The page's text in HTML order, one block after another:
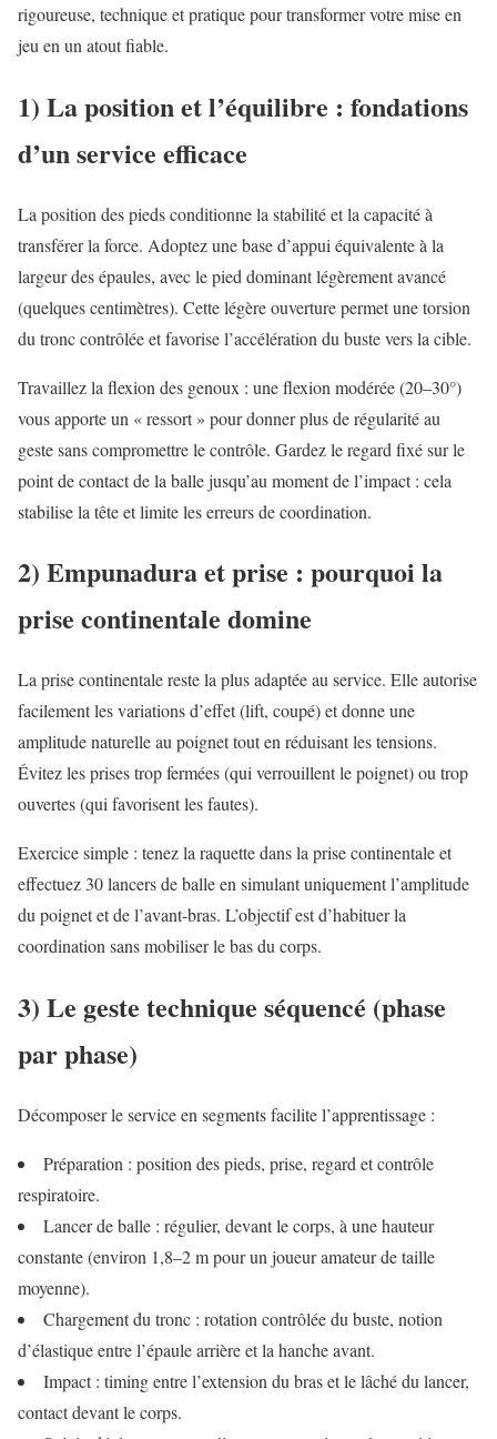
rigoureuse, technique et pratique pour transformer votre mise en
jeu en un atout fiable.
1) La position et l’équilibre : fondations
d’un service efficace
La position des pieds conditionne la stabilité et la capacité à
transférer la force. Adoptez une base d’appui équivalente à la
largeur des épaules, avec le pied dominant légèrement avancé
(quelques centimètres). Cette légère ouverture permet une torsion
du tronc contrôlée et favorise l’accélération du buste vers la cible.
Travaillez la flexion des genoux : une flexion modérée (20–30°)
vous apporte un « ressort » pour donner plus de régularité au
geste sans compromettre le contrôle. Gardez le regard fixé sur le
point de contact de la balle jusqu’au moment de l’impact : cela
stabilise la tête et limite les erreurs de coordination.
2) Empunadura et prise : pourquoi la
prise continentale domine
La prise continentale reste la plus adaptée au service. Elle autorise
facilement les variations d’effet (lift, coupé) et donne une
amplitude naturelle au poignet tout en réduisant les tensions.
Évitez les prises trop fermées (qui verrouillent le poignet) ou trop
ouvertes (qui favorisent les fautes).
Exercice simple : tenez la raquette dans la prise continentale et
effectuez 30 lancers de balle en simulant uniquement l’amplitude
du poignet et de l’avant-bras. L’objectif est d’habituer la
coordination sans mobiliser le bas du corps.
3) Le geste technique séquencé (phase
par phase)
Décomposer le service en segments facilite l’apprentissage :
Préparation : position des pieds, prise, regard et contrôle
respiratoire.
Lancer de balle : régulier, devant le corps, à une hauteur
constante (environ 1,8–2 m pour un joueur amateur de taille
moyenne).
Chargement du tronc : rotation contrôlée du buste, notion
d’élastique entre l’épaule arrière et la hanche avant.
Impact : timing entre l’extension du bras et le lâché du lancer,
contact devant le corps.